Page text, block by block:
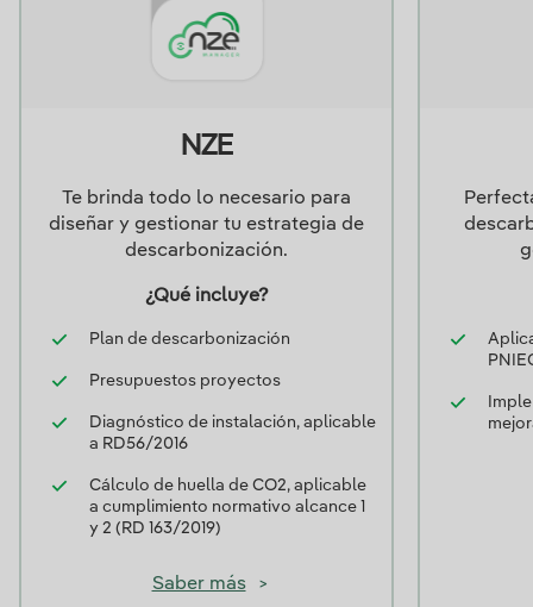
NZE
Te brinda todo lo necesario para
diseñar y gestionar tu estrategia de
descarbonización.
¿Qué incluye?
Plan de descarbonización
Presupuestos proyectos
Diagnóstico de instalación, aplicable
a RD56/2016
Cálculo de huella de CO2, aplicable
a cumplimiento normativo alcance 1
y 2 (RD 163/2019)
Saber más >